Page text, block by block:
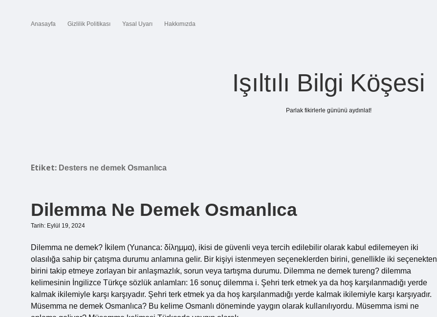
Anasayfa Gizlilik Politikası Yasal Uyarı Hakkımızda
Işıltılı Bilgi Köşesi
Parlak fikirlerle gününü aydınlat!
Etiket: Desters ne demek Osmanlıca
Dilemma Ne Demek Osmanlıca
Tarih: Eylül 19, 2024
Dilemma ne demek? İkilem (Yunanca: δίλημμα), ikisi de güvenli veya tercih edilebilir olarak kabul edilemeyen iki
olasılığa sahip bir çatışma durumu anlamına gelir. Bir kişiyi istenmeyen seçeneklerden birini, genellikle iki seçenekten
birini takip etmeye zorlayan bir anlaşmazlık, sorun veya tartışma durumu. Dilemma ne demek tureng? dilemma
kelimesinin İngilizce Türkçe sözlük anlamları: 16 sonuç dilemma i. Şehri terk etmek ya da hoş karşılanmadığı yerde
kalmak ikilemiyle karşı karşıyadır. Şehri terk etmek ya da hoş karşılanmadığı yerde kalmak ikilemiyle karşı karşıyadır.
Müsemma ne demek Osmanlıca? Bu kelime Osmanlı döneminde yaygın olarak kullanılıyordu. Müsemma ismi ne